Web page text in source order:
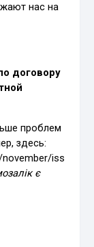
нас на
договору
проблем
здесь:
iss
є